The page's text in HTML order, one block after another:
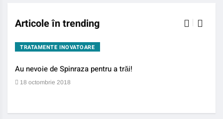
Articole în trending
TRATAMENTE INOVATOARE
Au nevoie de Spinraza pentru a trăi!
18 octombrie 2018